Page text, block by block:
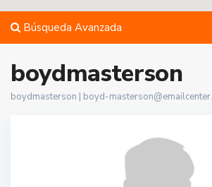
Búsqueda Avanzada
boydmasterson
boydmasterson | boyd-